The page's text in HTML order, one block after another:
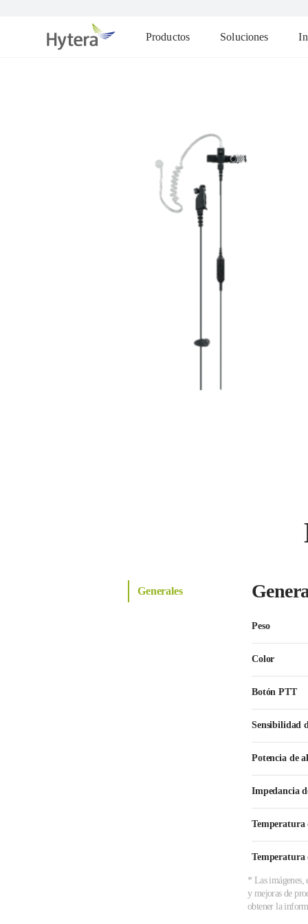
Productos Soluciones
Generales
Peso
Color
Botón PTT
Sensibilidad
Potencia de
Impedancia
Temperatura
Temperatura
* Las imágenes,
y mejoras de
obtener la